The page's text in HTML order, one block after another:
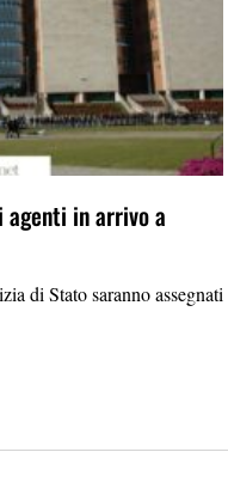
agenti in arrivo a
di Stato saranno assegnati